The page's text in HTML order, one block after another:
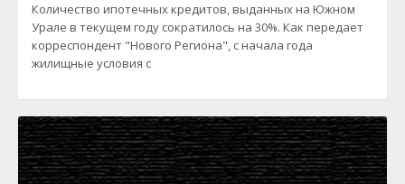
Количество ипотечных кредитов, выданных на Южном
Урале в текущем году сократилось на 30%. Как передает
корреспондент "Нового Региона", с начала года
жилищные условия с